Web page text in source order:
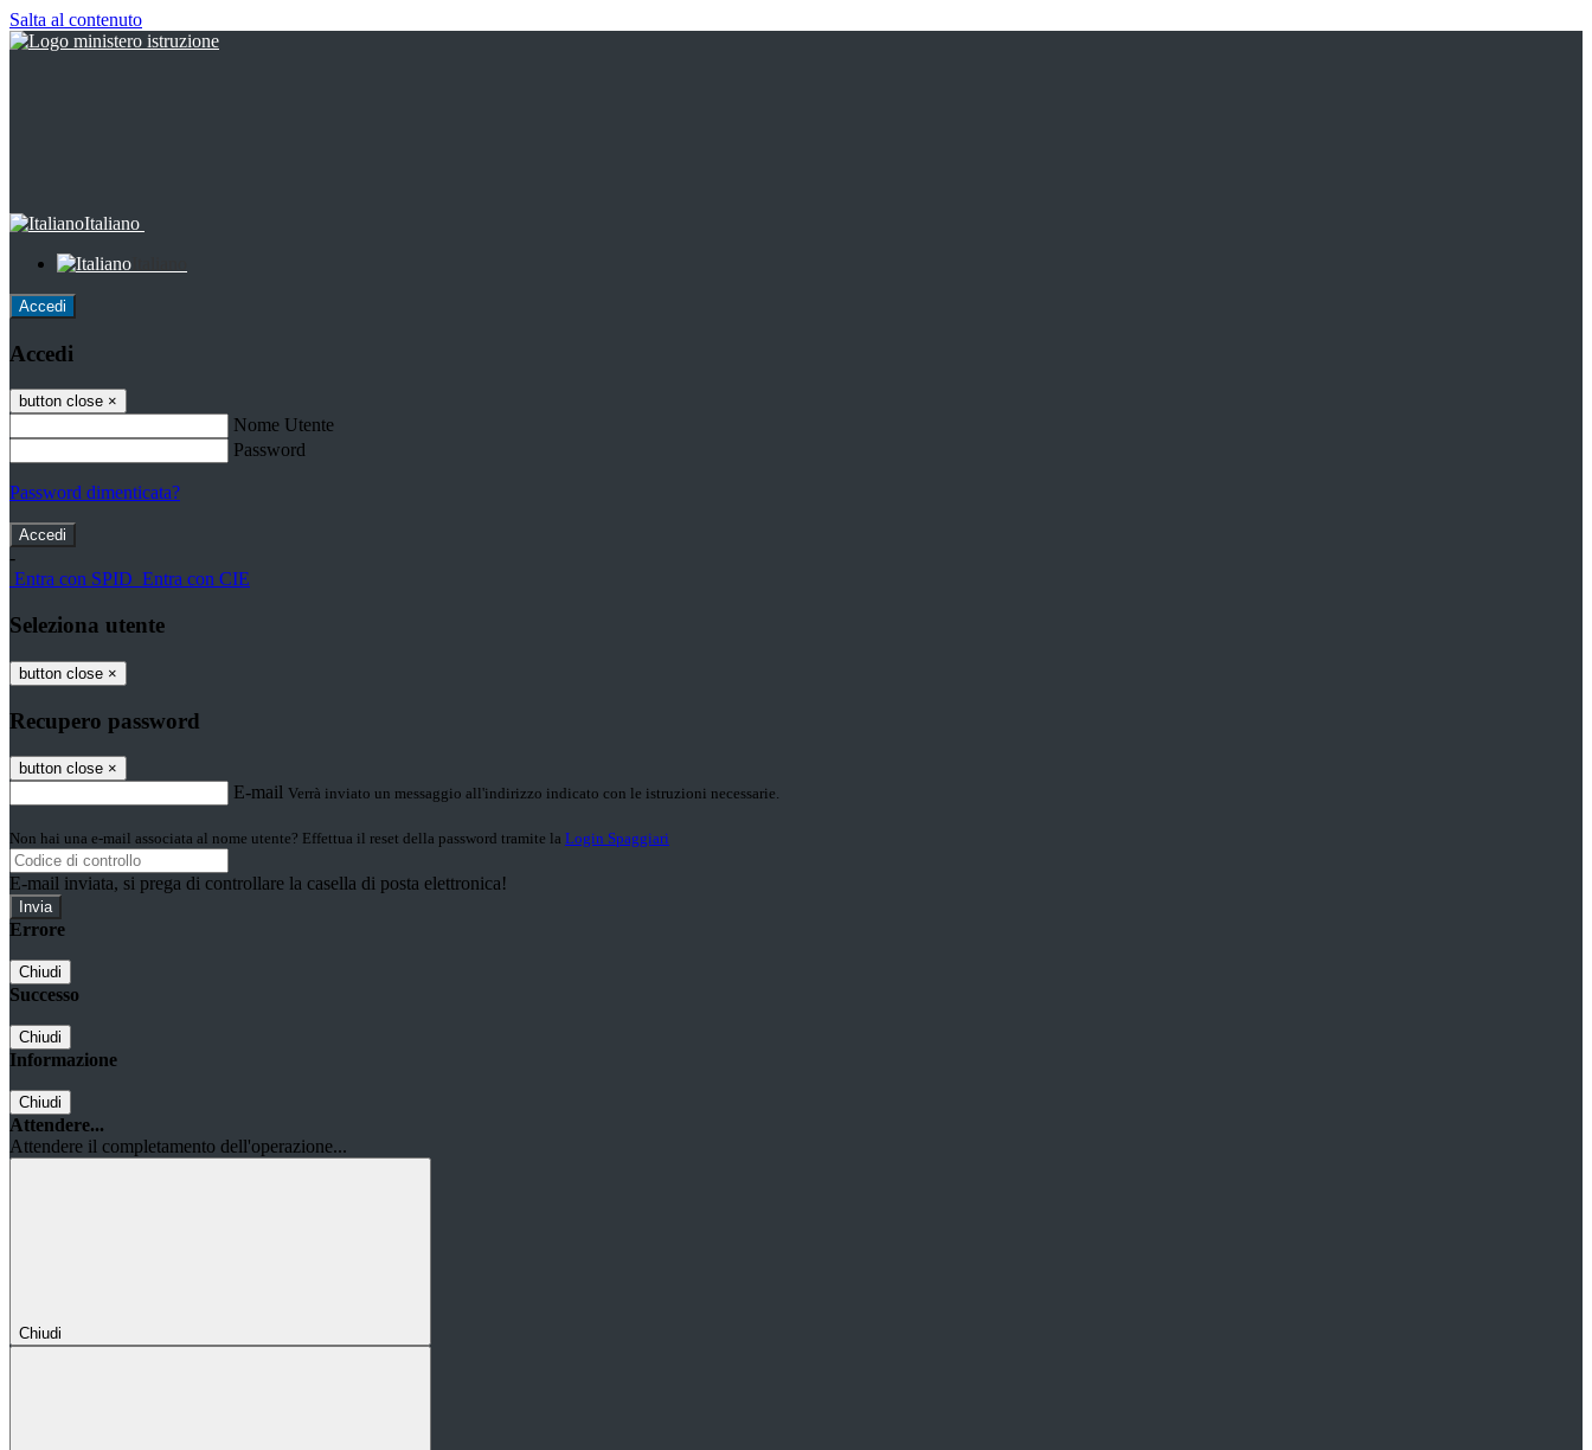
Salta al contenuto
Italiano
Accedi
Accedi
button close ×
Nome Utente
Password
Password dimenticata?
-
Entra con SPID Entra con CIE
Seleziona utente
button close ×
Recupero password
button close ×
E-mail Verrà inviato un messaggio all'indirizzo indicato con le istruzioni necessarie.
Non hai una e-mail associata al nome utente? Effettua il reset della password tramite la Login Spaggiari
E-mail inviata, si prega di controllare la casella di posta elettronica!
Errore
Chiudi
Successo
Chiudi
Informazione
Chiudi
Attendere...
Attendere il completamento dell'operazione...
Chiudi